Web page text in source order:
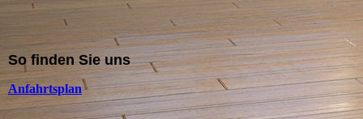
So finden Sie uns
Anfahrtsplan